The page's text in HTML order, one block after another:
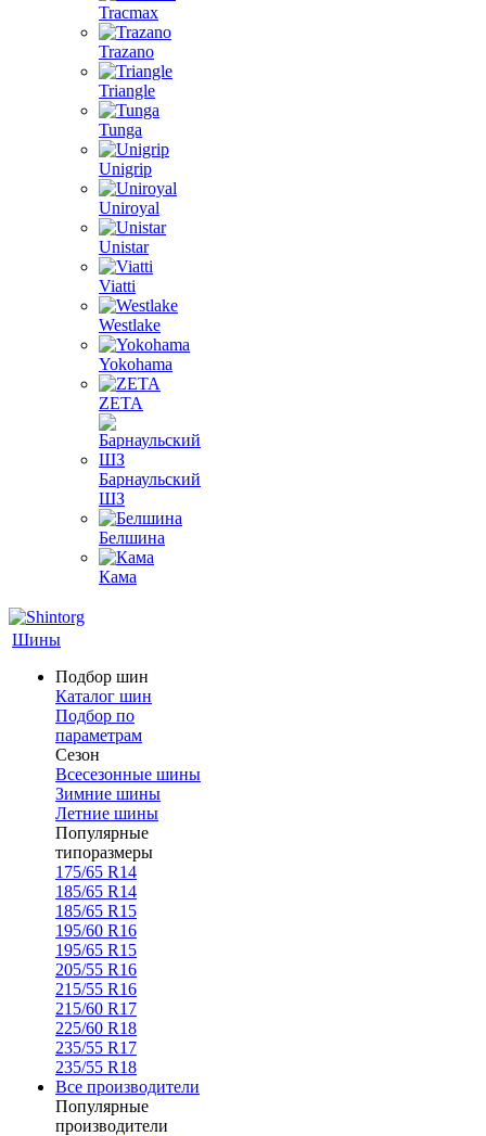
Tracmax
Trazano
Triangle
Tunga
Unigrip
Uniroyal
Unistar
Viatti
Westlake
Yokohama
ZETA
Барнаульский
ШЗ
Белшина
Кама
Шины
Подбор шин
Каталог шин
Подбор по
параметрам
Сезон
Всесезонные шины
Зимние шины
Летние шины
Популярные
типоразмеры
175/65 R14
185/65 R14
185/65 R15
195/60 R16
195/65 R15
205/55 R16
215/55 R16
215/60 R17
225/60 R18
235/55 R17
235/55 R18
Все производители
Популярные
производители